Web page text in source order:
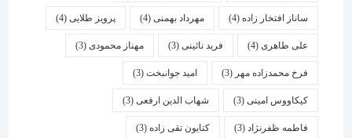
ساناز افتخار زاده(4) مهرداد بهمنی(4) پرویز طلایی(4)
علی طاهری(4) فرید نائینی(3) مهناز محمودی(3)
فرخ محمدزاده مهر(3) امید جوانبخت(3)
کیکاووس امینی(3) شهاب الدین ارفعی(3)
فاطمه ظفرنژاد(3) کتایون تقی زاده(3)